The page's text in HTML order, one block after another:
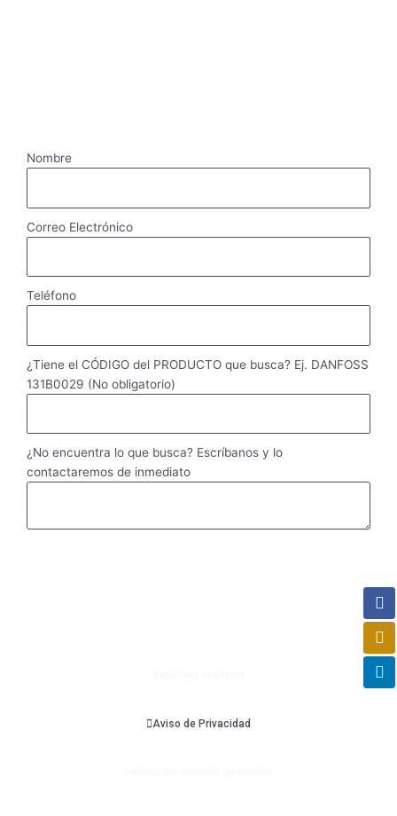
Nombre
Correo Electrónico
Teléfono
¿Tiene el CÓDIGO del PRODUCTO que busca? Ej. DANFOSS
131B0029 (No obligatorio)
¿No encuentra lo que busca? Escríbanos y lo
contactaremos de inmediato
Aviso de Privacidad